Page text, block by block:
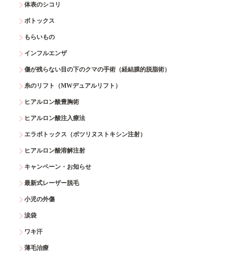
体表のシコリ
ボトックス
もらいもの
インフルエンザ
傷が残らない目の下のクマの手術（経結膜的脱脂術）
糸のリフト（MWデュアルリフト）
ヒアルロン酸豊胸術
ヒアルロン酸注入療法
エラボトックス（ボツリヌストキシン注射）
ヒアルロン酸溶解注射
キャンペーン・お知らせ
最新式レーザー脱毛
小児の外傷
涙袋
ワキ汗
薄毛治療